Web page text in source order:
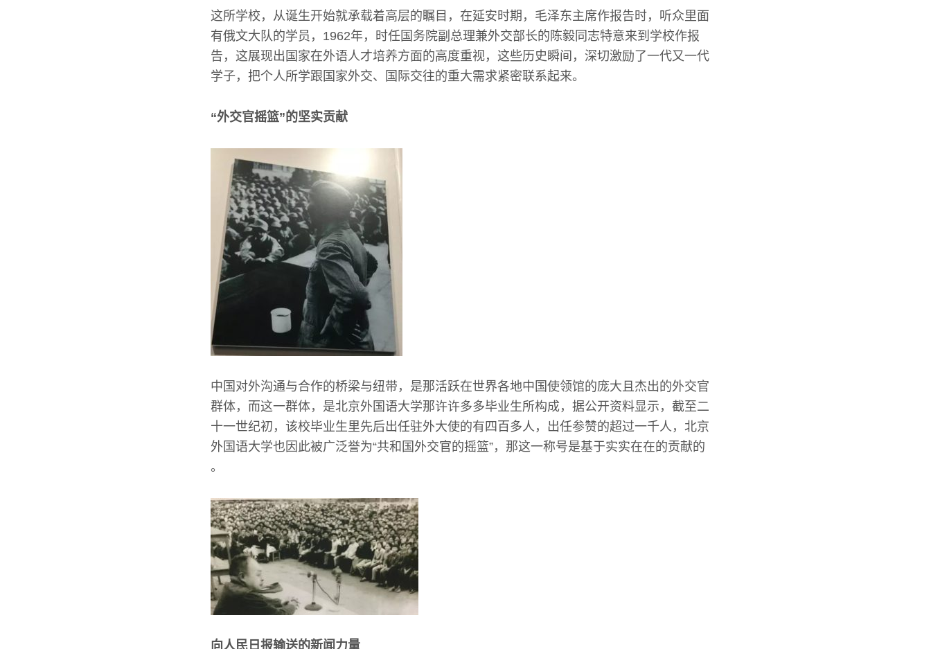
这所学校，从诞生开始就承载着高层的瞩目，在延安时期，毛泽东主席作报告时，听众里面
有俄文大队的学员，1962年，时任国务院副总理兼外交部长的陈毅同志特意来到学校作报
告，这展现出国家在外语人才培养方面的高度重视，这些历史瞬间，深切激励了一代又一代
学子，把个人所学跟国家外交、国际交往的重大需求紧密联系起来。
“外交官摇篮”的坚实贡献
中国对外沟通与合作的桥梁与纽带，是那活跃在世界各地中国使领馆的庞大且杰出的外交官
群体，而这一群体，是北京外国语大学那许许多多毕业生所构成，据公开资料显示，截至二
十一世纪初，该校毕业生里先后出任驻外大使的有四百多人，出任参赞的超过一千人，北京
外国语大学也因此被广泛誉为“共和国外交官的摇篮”，那这一称号是基于实实在在的贡献的
。
向人民日报输送的新闻力量